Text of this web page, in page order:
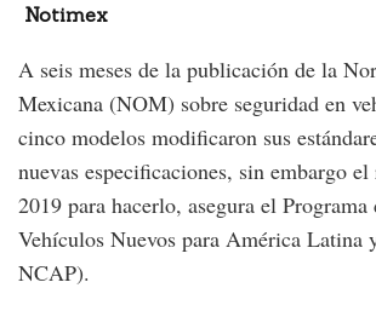
Notimex
A seis meses de la publicación de la
Mexicana (NOM) sobre seguridad en
cinco modelos modificaron sus
nuevas especificaciones, sin embargo el
2019 para hacerlo, asegura el
Vehículos Nuevos para América Latina
NCAP).